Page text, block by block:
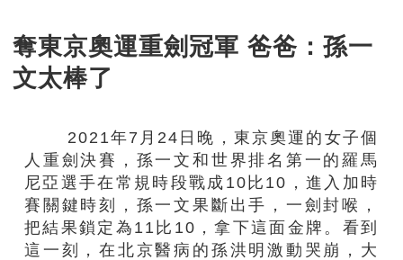
奪東京奧運重劍冠軍 爸爸：孫一
文太棒了
2021年7月24日晚，東京奧運的女子個
人重劍決賽，孫一文和世界排名第一的羅馬
尼亞選手在常規時段戰成10比10，進入加時
賽關鍵時刻，孫一文果斷出手，一劍封喉，
把結果鎖定為11比10，拿下這面金牌。看到
這一刻，在北京醫病的孫洪明激動哭崩，大